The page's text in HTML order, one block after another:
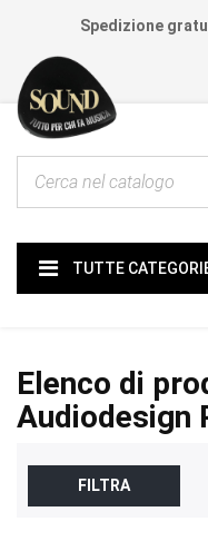
Spedizione
TUTTE
Elenco di
Audiodesign
FILTRA